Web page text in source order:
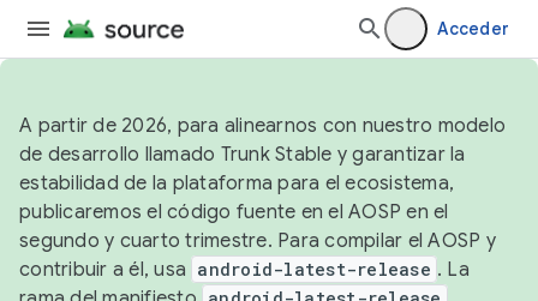
Acceder
A partir de 2026, para alinearnos con nuestro modelo
de desarrollo llamado Trunk Stable y garantizar la
estabilidad de la plataforma para el ecosistema,
publicaremos el código fuente en el AOSP en el
segundo y cuarto trimestre. Para compilar el AOSP y
contribuir a él, usa android-latest-release . La